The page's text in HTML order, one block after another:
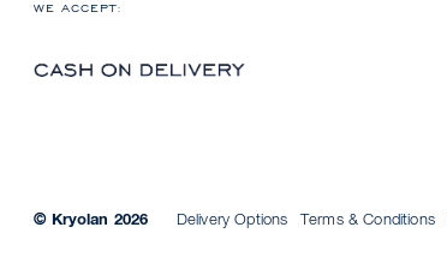
WE ACCEPT:
© Kryolan 2026 Delivery Options Terms & Conditions